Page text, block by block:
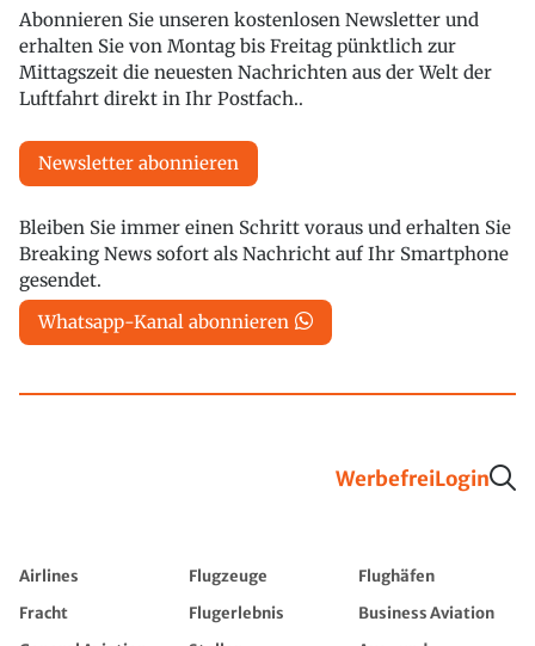
Abonnieren Sie unseren kostenlosen Newsletter und
erhalten Sie von Montag bis Freitag pünktlich zur
Mittagszeit die neuesten Nachrichten aus der Welt der
Luftfahrt direkt in Ihr Postfach..
Newsletter abonnieren
Bleiben Sie immer einen Schritt voraus und erhalten Sie
Breaking News sofort als Nachricht auf Ihr Smartphone
gesendet.
Whatsapp-Kanal abonnieren
WerbefreiLogin
Airlines Flugzeuge
Flughäfen
Fracht
Flugerlebnis
Business Aviation